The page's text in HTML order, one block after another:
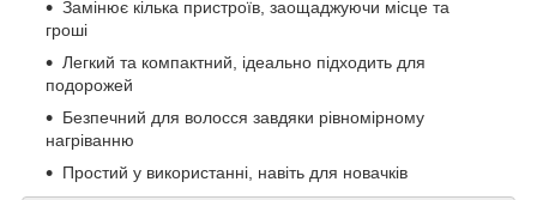
Замінює кілька пристроїв, заощаджуючи місце та
гроші
Легкий та компактний, ідеально підходить для
подорожей
Безпечний для волосся завдяки рівномірному
нагріванню
Простий у використанні, навіть для новачків